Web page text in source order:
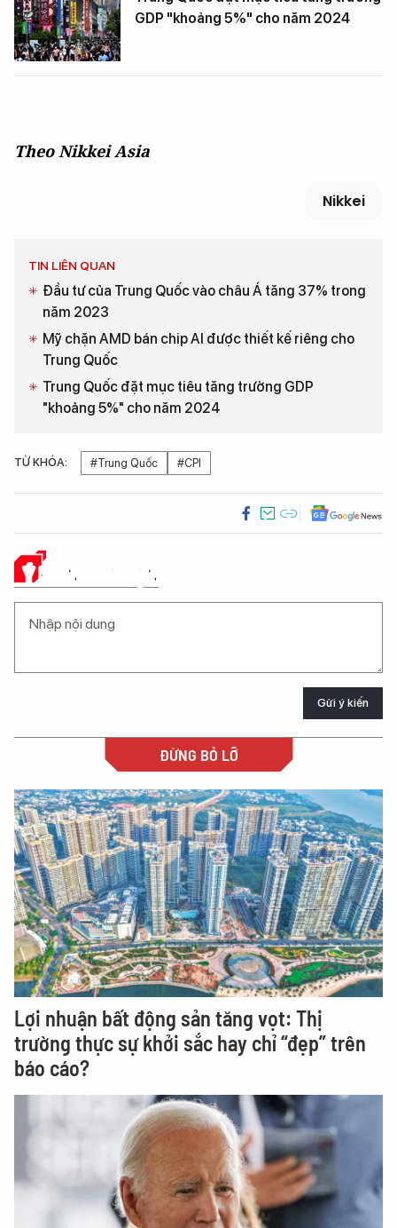
GDP "khoảng 5%" cho năm 2024
Theo Nikkei Asia
Nikkei
TIN LIÊN QUAN
Đầu tư của Trung Quốc vào châu Á tăng 37% trong
năm 2023
Mỹ chặn AMD bán chip AI được thiết kế riêng cho
Trung Quốc
Trung Quốc đặt mục tiêu tăng trưởng GDP
"khoảng 5%" cho năm 2024
TỪ KHÓA: #Trung Quốc #CPI
Ý KIẾN CỦA BẠN
Gửi ý kiến
ĐỪNG BỎ LỠ
Lợi nhuận bất động sản tăng vọt: Thị
trường thực sự khởi sắc hay chỉ “đẹp” trên
báo cáo?